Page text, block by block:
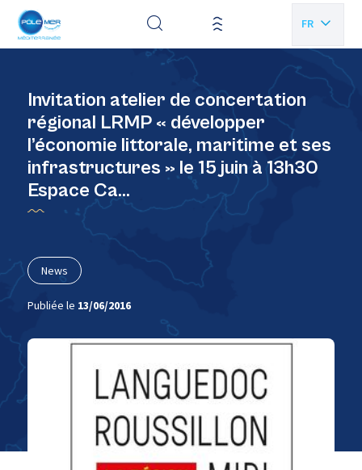
FR
Invitation atelier de concertation
régional LRMP « développer
l’économie littorale, maritime et ses
infrastructures » le 15 juin à 13h30
Espace Ca…
News
Publiée le 13/06/2016
Panneau de gestion des cookies